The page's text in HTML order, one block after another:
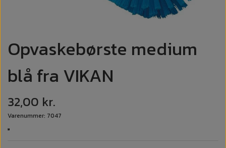
Opvaskebørste medium
blå fra VIKAN
32,00 kr.
Varenummer: 7047